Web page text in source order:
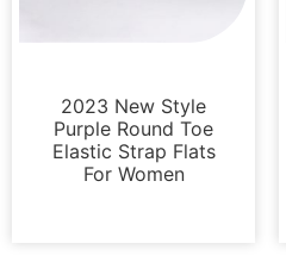
2023 New Style
Purple Round Toe
Elastic Strap Flats
For Women